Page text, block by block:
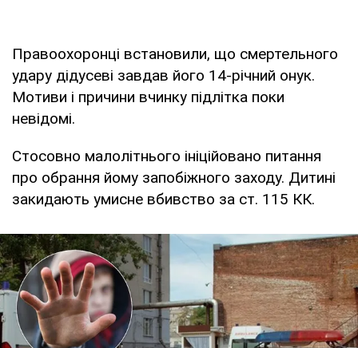
Правоохоронці встановили, що смертельного
удару дідусеві завдав його 14-річний онук.
Мотиви і причини вчинку підлітка поки
невідомі.
Стосовно малолітнього ініційовано питання
про обрання йому запобіжного заходу. Дитині
закидають умисне вбивство за ст. 115 КК.